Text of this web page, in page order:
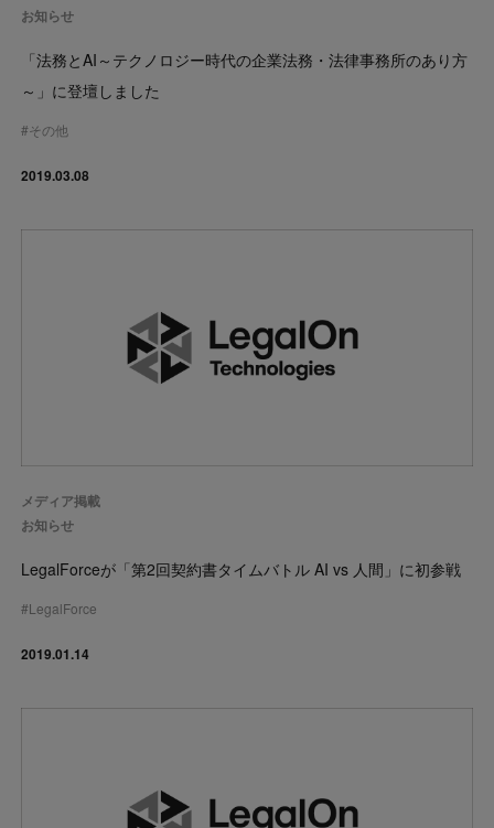
お知らせ
「法務とAI～テクノロジー時代の企業法務・法律事務所のあり方
～」に登壇しました
#その他
2019.03.08
メディア掲載
お知らせ
LegalForceが「第2回契約書タイムバトル AI vs 人間」に初参戦
#LegalForce
2019.01.14